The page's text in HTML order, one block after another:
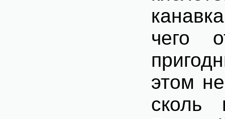
чего
этом
сколь